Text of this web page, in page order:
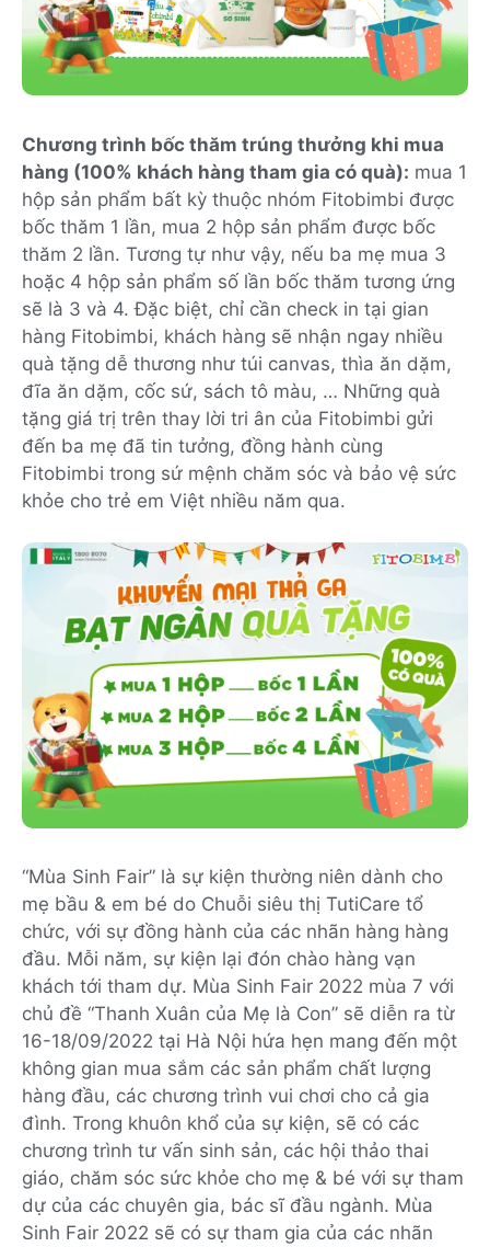
Chương trình bốc thăm trúng thưởng khi mua
hàng (100% khách hàng tham gia có quà): mua 1
hộp sản phẩm bất kỳ thuộc nhóm Fitobimbi được
bốc thăm 1 lần, mua 2 hộp sản phẩm được bốc
thăm 2 lần. Tương tự như vậy, nếu ba mẹ mua 3
hoặc 4 hộp sản phẩm số lần bốc thăm tương ứng
sẽ là 3 và 4. Đặc biệt, chỉ cần check in tại gian
hàng Fitobimbi, khách hàng sẽ nhận ngay nhiều
quà tặng dễ thương như túi canvas, thìa ăn dặm,
đĩa ăn dặm, cốc sứ, sách tô màu, … Những quà
tặng giá trị trên thay lời tri ân của Fitobimbi gửi
đến ba mẹ đã tin tưởng, đồng hành cùng
Fitobimbi trong sứ mệnh chăm sóc và bảo vệ sức
khỏe cho trẻ em Việt nhiều năm qua.
“Mùa Sinh Fair” là sự kiện thường niên dành cho
mẹ bầu & em bé do Chuỗi siêu thị TutiCare tổ
chức, với sự đồng hành của các nhãn hàng hàng
đầu. Mỗi năm, sự kiện lại đón chào hàng vạn
khách tới tham dự. Mùa Sinh Fair 2022 mùa 7 với
chủ đề “Thanh Xuân của Mẹ là Con” sẽ diễn ra từ
16-18/09/2022 tại Hà Nội hứa hẹn mang đến một
không gian mua sắm các sản phẩm chất lượng
hàng đầu, các chương trình vui chơi cho cả gia
đình. Trong khuôn khổ của sự kiện, sẽ có các
chương trình tư vấn sinh sản, các hội thảo thai
giáo, chăm sóc sức khỏe cho mẹ & bé với sự tham
dự của các chuyên gia, bác sĩ đầu ngành. Mùa
Sinh Fair 2022 sẽ có sự tham gia của các nhãn